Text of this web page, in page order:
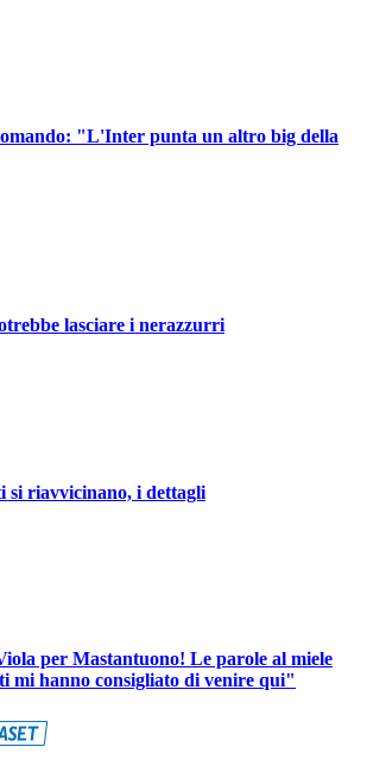
"L'Inter punta un altro big della
lasciare i nerazzurri
si riavvicinano, i dettagli
per Mastantuono! Le parole al miele
mi hanno consigliato di venire qui"